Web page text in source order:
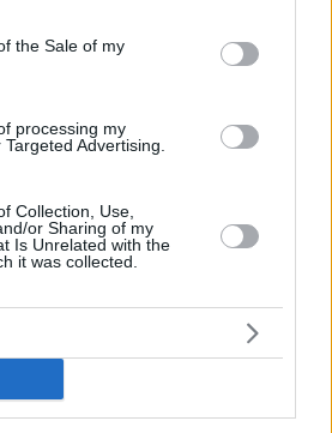
specified purposes in below Google
the Sale of my
processing my
Advertising.
Collection, Use,
or Sharing of my
Is Unrelated with the
it was collected.
Kingbet
απενεργοποιηθεί για